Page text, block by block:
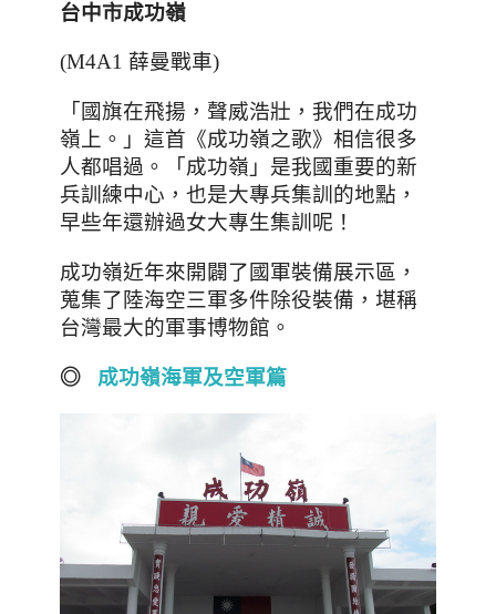
台中市成功嶺
(M4A1 薛曼戰車)
「國旗在飛揚，聲威浩壯，我們在成功
嶺上。」這首《成功嶺之歌》相信很多
人都唱過。「成功嶺」是我國重要的新
兵訓練中心，也是大專兵集訓的地點，
早些年還辦過女大專生集訓呢！
成功嶺近年來開闢了國軍裝備展示區 ，
蒐集了陸海空三軍多件除役裝備，堪稱
台灣最大的軍事博物館。
◎
成功嶺海軍及空軍篇